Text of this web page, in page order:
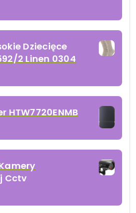
Dziecięce
2 Linen 0304
HTW7720ENMB
Cctv